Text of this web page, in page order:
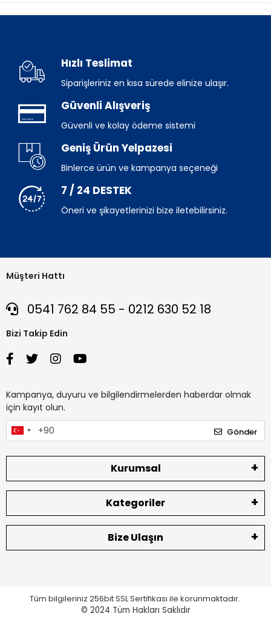
Hızlı Teslimat
Siparişleriniz en kısa sürede elinize ulaşır.
Güvenli Alışveriş
Güvenli ve kolay ödeme sistemi
Geniş Ürün Yelpazesi
Binlerce ürün ve kampanya seçeneği
7 / 24 DESTEK
Öneri ve şikayetlerinizi bize iletebilirsiniz.
Müşteri Hattı
0541 762 84 55 - 0212 630 52 18
Bizi Takip Edin
Kampanya, duyuru ve bilgilendirmelerden haberdar olmak
için kayıt olun.
Gönder
Kurumsal
Kategoriler
Bize Ulaşın
Tüm bilgileriniz 256bit SSL Sertifikası ile korunmaktadır.
© 2024 Tüm Hakları Saklıdır